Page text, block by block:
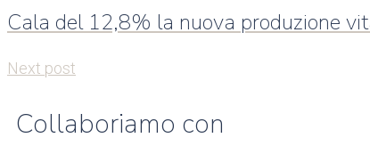
Cala del 12,8% la nuova produzione
Next post
Collaboriamo con